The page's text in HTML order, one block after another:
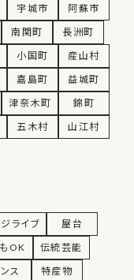
宇城市
阿蘇市
南関町
長洲町
小国町
産山村
嘉島町
益城町
津奈木町
錦町
五木村
山江村
ライブ
屋台
OK
伝統芸能
ス 特産物